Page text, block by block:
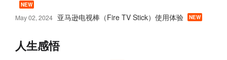
NEW
May 02, 2024 亚马逊电视棒（Fire TV Stick）使用体验 NEW
人生感悟